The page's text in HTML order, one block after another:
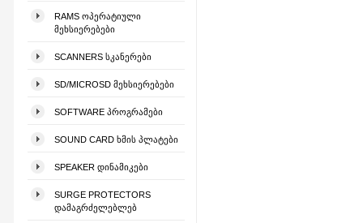
RAMS ᲝᲞᲔᲠᲐᲢᲘᲣᲚᲘ
ᲛᲔᲮᲡᲘᲔᲠᲔᲑᲔᲑᲘ
SCANNERS ᲡᲙᲐᲜᲔᲠᲔᲑᲘ
SD/MICROSD ᲛᲔᲮᲡᲘᲔᲠᲔᲑᲔᲑᲘ
SOFTWARE ᲞᲠᲝᲒᲠᲐᲛᲔᲑᲘ
SOUND CARD ᲮᲛᲘᲡ ᲞᲚᲐᲢᲔᲑᲘ
SPEAKER ᲓᲘᲜᲐᲛᲘᲙᲔᲑᲘ
SURGE PROTECTORS
ᲓᲐᲛᲐᲒᲠᲫᲔᲚᲔᲑᲚᲔᲑ